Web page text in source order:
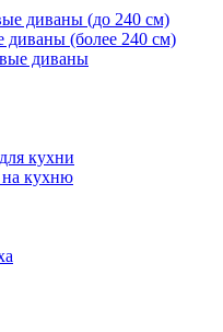
диваны (до 240 см)
диваны (более 240 см)
диваны
кухни
кухню